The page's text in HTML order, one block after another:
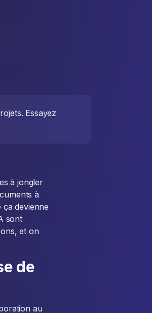
Essayez
à jongler
à
ça devienne
sont
et on
de
au